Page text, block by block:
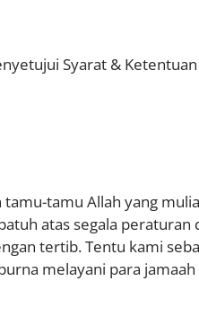
Syarat & Ketentuan
tamu-tamu Allah yang
atas segala
tertib. Tentu kami
melayani para